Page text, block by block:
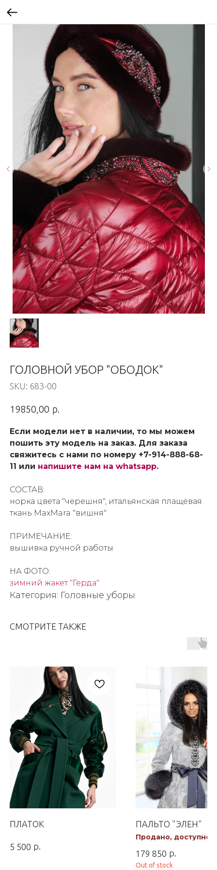
ГОЛОВНОЙ УБОР "ОБОДОК"
SKU: 683-00
19850,00 р.
Если модели нет в наличии, то мы можем
пошить эту модель на заказ. Для заказа
свяжитесь с нами по номеру +7-914-888-68-
11 или напишите нам на whatsapp.
СОСТАВ:
норка цвета "черешня", итальянская плащевая
ткань MaxMara "вишня"
ПРИМЕЧАНИЕ:
вышивка ручной работы
НА ФОТО:
зимний жакет "Герда"
Категория: Головные уборы
СМОТРИТЕ ТАКЖЕ
ПЛАТОК
5 500 р.
ПАЛЬТО "ЭЛЕН"
Продано, доступно к
179 850 р.
Out of stock